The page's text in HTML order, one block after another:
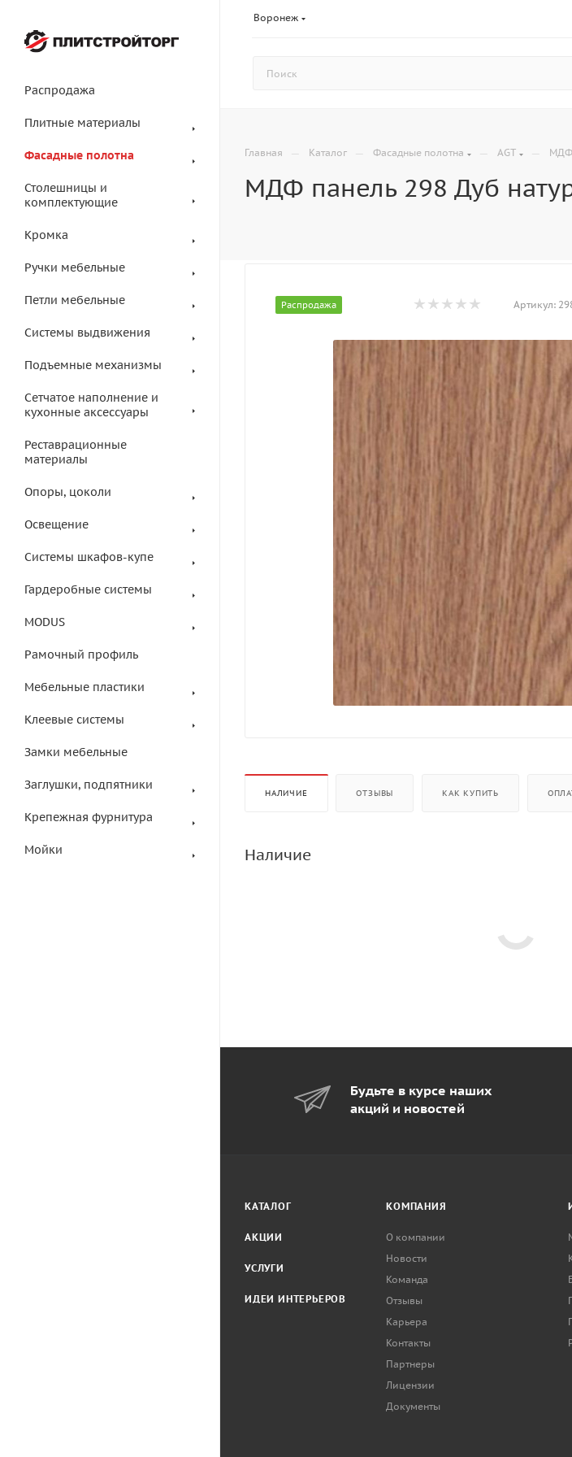
Воронеж
Распродажа
Плитные материалы
Фасадные полотна
Столешницы и
комплектующие
Кромка
Ручки мебельные
Петли мебельные
Системы выдвижения
Подъемные механизмы
Сетчатое наполнение и
кухонные аксессуары
Реставрационные
материалы
Опоры, цоколи
Освещение
Системы шкафов-купе
Гардеробные системы
MODUS
Рамочный профиль
Мебельные пластики
Клеевые системы
Замки мебельные
Заглушки, подпятники
Крепежная фурнитура
Мойки
Главная — Каталог — Фасадные полотна — AGT — МДФ
МДФ панель 298 Дуб
Распродажа Артикул:
НАЛИЧИЕ ОТЗЫВЫ КАК КУПИТЬ
Наличие
Будьте в курсе наших
акций и новостей
КАТАЛОГ
АКЦИИ
УСЛУГИ
ИДЕИ ИНТЕРЬЕРОВ
КОМПАНИЯ
О компании
Новости
Команда
Отзывы
Карьера
Контакты
Партнеры
Лицензии
Документы